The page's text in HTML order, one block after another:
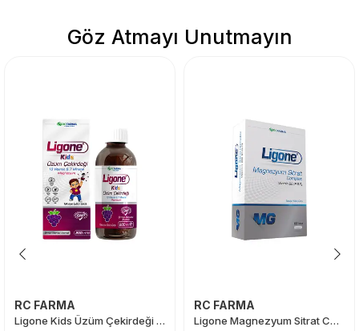
Göz Atmayı Unutmayın
RC FARMA
Ligone Kids Üzüm Çekirdeği Şurup 200 ml
RC FARMA
Ligone Magnezyum Sitrat Complex 60 Tablet